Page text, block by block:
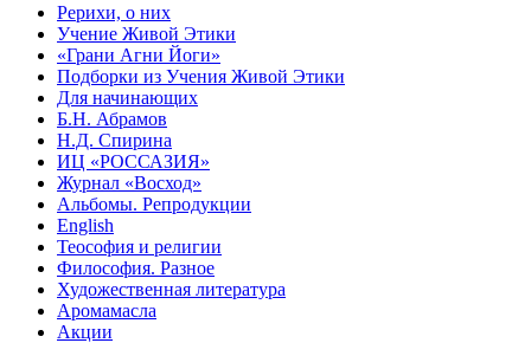
Рерихи, о них
Учение Живой Этики
«Грани Агни Йоги»
Подборки из Учения Живой Этики
Для начинающих
Б.Н. Абрамов
Н.Д. Спирина
ИЦ «РОССАЗИЯ»
Журнал «Восход»
Альбомы. Репродукции
English
Теософия и религии
Философия. Разное
Художественная литература
Аромамасла
Акции